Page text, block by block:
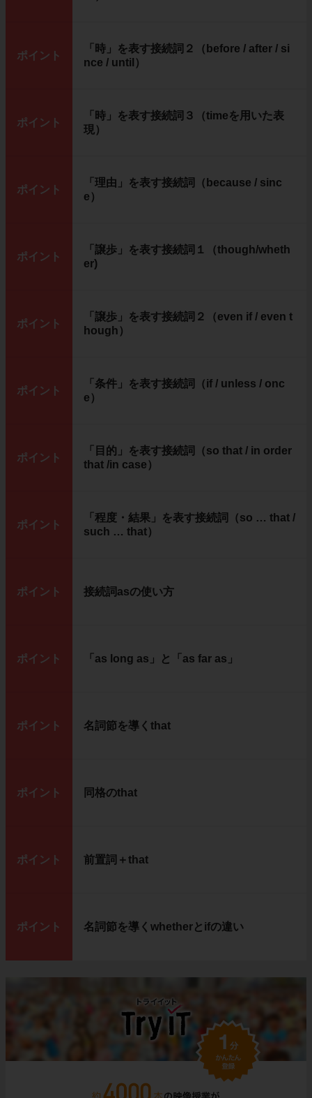
ポイント
「時」を表す接続詞２（before / after / si
nce / until）
ポイント
「時」を表す接続詞３（timeを用いた表
現）
ポイント
「理由」を表す接続詞（because / sinc
e）
ポイント
「譲歩」を表す接続詞１（though/wheth
er)
ポイント
「譲歩」を表す接続詞２（even if / even t
hough）
ポイント
「条件」を表す接続詞（if / unless / onc
e）
ポイント
「目的」を表す接続詞（so that / in order
that /in case）
ポイント
「程度・結果」を表す接続詞（so … that /
such … that）
ポイント 接続詞asの使い方
ポイント 「as long as」と「as far as」
ポイント 名詞節を導くthat
ポイント 同格のthat
ポイント 前置詞＋that
ポイント 名詞節を導くwhetherとifの違い